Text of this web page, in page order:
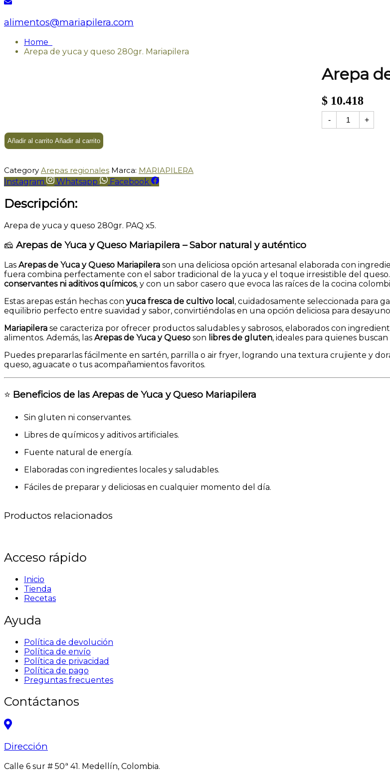
alimentos@mariapilera.com
Home
Arepa de yuca y queso 280gr. Mariapilera
Arepa
$ 10.418
-
Arepa
de
yuca
+
Añadir al carrito Añadir al carrito
Category Arepas regionales Marca: MARIAPILERA
Instagram
Whatsapp Facebook
Descripción:
Arepa de yuca y queso 280gr. PAQ x5.
🧀 Arepas de Yuca y Queso Mariapilera – Sabor natural y auténtico
Las Arepas de Yuca y Queso Mariapilera son una deliciosa opción artesanal elaborada con
fuera combina perfectamente con el sabor tradicional de la yuca y el toque irresistible del
conservantes ni aditivos químicos, y con un sabor casero que evoca las raíces de la cocina
Estas arepas están hechas con yuca fresca de cultivo local , cuidadosamente seleccionada para
equilibrio perfecto entre suavidad y sabor, convirtiéndolas en una opción deliciosa para
Mariapilera se caracteriza por ofrecer productos saludables y sabrosos, elaborados con
alimentos. Además, las Arepas de Yuca y Queso son libres de gluten, ideales para quienes
Puedes prepararlas fácilmente en sartén, parrilla o air fryer, logrando una textura crujiente y
queso, aguacate o tus acompañamientos favoritos.
⭐ Beneficios de las Arepas de Yuca y Queso Mariapilera
Sin gluten ni conservantes.
Libres de químicos y aditivos artificiales.
Fuente natural de energía.
Elaboradas con ingredientes locales y saludables.
Fáciles de preparar y deliciosas en cualquier momento del día.
Productos relacionados
Acceso rápido
Inicio
Tienda
Recetas
Ayuda
Política de devolución
Política de envío
Política de privacidad
Política de pago
Preguntas frecuentes
Contáctanos
Dirección
Calle 6 sur # 50ª 41. Medellín, Colombia.